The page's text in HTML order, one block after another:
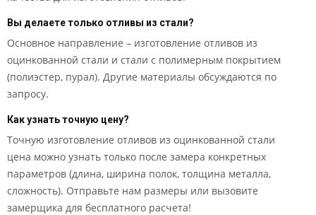
Вы делаете только отливы из стали?
Основное направление – изготовление отливов из
оцинкованной стали и стали с полимерным покрытием
(полиэстер, пурал). Другие материалы обсуждаются по
запросу.
Как узнать точную цену?
Точную изготовление отливов из оцинкованной стали
цена можно узнать только после замера конкретных
параметров (длина, ширина полок, толщина металла,
сложность). Отправьте нам размеры или вызовите
замерщика для бесплатного расчета!